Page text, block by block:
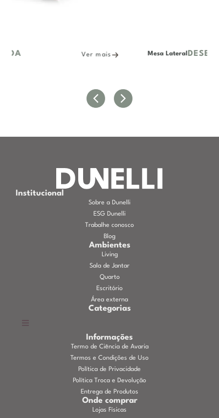
Mesa LateralDESERTO Ver mais
Institucional
Sobre a Dunelli
ESG Dunelli
Trabalhe conosco
Blog
Ambientes
Living
Sala de Jantar
Quarto
Escritório
Área externa
Categorias
Informações
Termo de Ciência de Avaria
Termos e Condições de Uso
Política de Privacidade
Política Troca e Devolução
Entrega de Produtos
Onde comprar
Lojas Físicas